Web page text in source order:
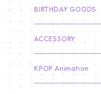
HYUNBIN
JIN
J-HOPE
SEVENTEEN
S.COUPS
ジョンハン
Stray Kids
バンチャン
TXT
壁掛けカレンダー
ミニ壁掛けカレンダー
フォトカードセット
韓国語単語カード
プレミアム写真集
LIGHT STICK
Light Stick Pouch
BT21
Stray Kids
BIRTHDAY GOODS
01/01 WINTER
01/16 SEUNGKWAN
ACCESSORY
PIERCE
KPOP Animation